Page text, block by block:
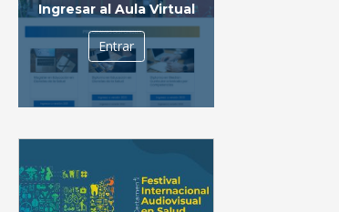
Ingresar al Aula Virtual
Entrar